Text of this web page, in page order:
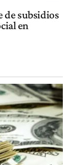
de subsidios
en